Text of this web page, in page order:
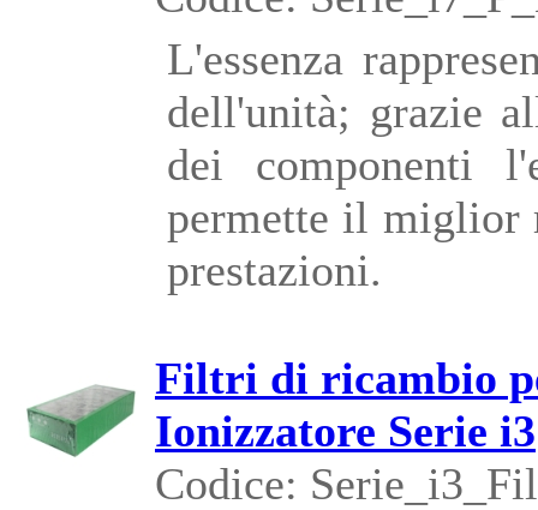
L'essenza
dell'unità; grazie
dei componenti
permette il miglior
prestazioni.
Filtri di ricambio
Ionizzatore Serie i3
Codice: Serie_i3_Fil